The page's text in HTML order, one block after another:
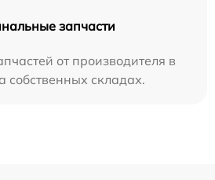
запчасти
от производителя в
собственных складах.